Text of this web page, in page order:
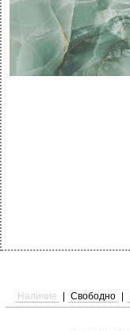
Наличие Свободно